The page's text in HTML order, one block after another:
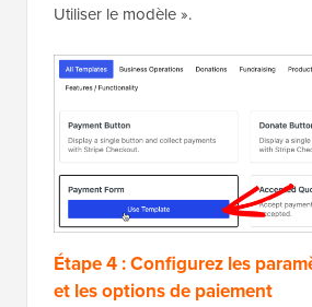
Utiliser le modèle ».
Étape 4 : Configurez les
et les options de paiement